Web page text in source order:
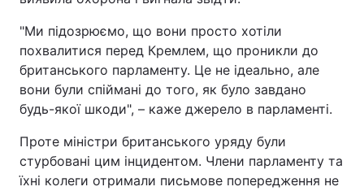
"Ми підозрюємо, що вони просто хотіли
похвалитися перед Кремлем, що проникли до
британського парламенту. Це не ідеально, але
вони були спіймані до того, як було завдано
будь-якої шкоди", – каже джерело в парламенті.
Проте міністри британського уряду були
стурбовані цим інцидентом. Члени парламенту та
їхні колеги отримали письмове попередження не